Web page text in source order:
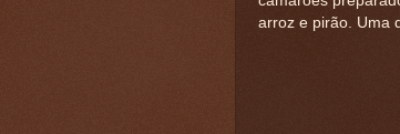
arroz e pirão. Uma